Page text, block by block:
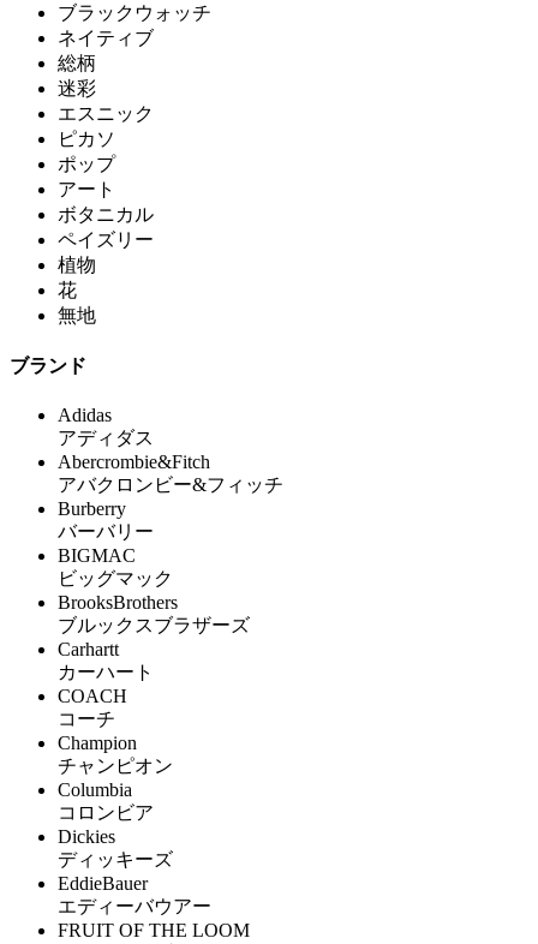
ブラックウォッチ
ネイティブ
総柄
迷彩
エスニック
ピカソ
ポップ
アート
ボタニカル
ペイズリー
植物
花
無地
ブランド
Adidas
アディダス
Abercrombie&Fitch
アバクロンビー&フィッチ
Burberry
バーバリー
BIGMAC
ビッグマック
BrooksBrothers
ブルックスブラザーズ
Carhartt
カーハート
COACH
コーチ
Champion
チャンピオン
Columbia
コロンビア
Dickies
ディッキーズ
EddieBauer
エディーバウアー
FRUIT OF THE LOOM